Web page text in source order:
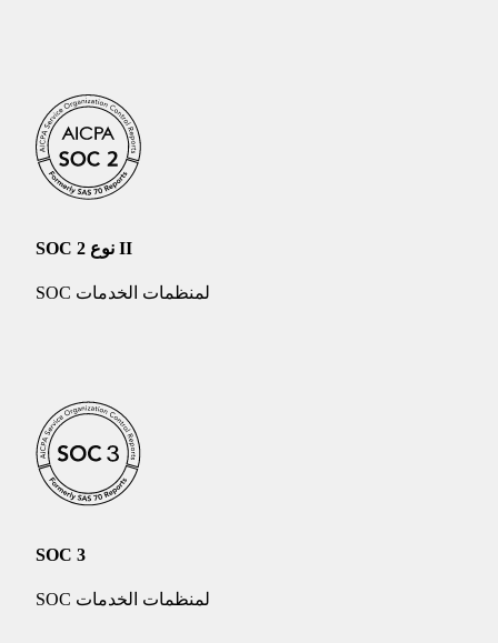
SOC 2 نوع II
SOC لمنظمات الخدمات
SOC 3
SOC لمنظمات الخدمات